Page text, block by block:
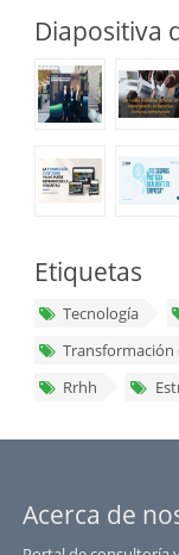
Diapositiva
Etiquetas
Tecnología
Transformación
Rrhh
Acerca de